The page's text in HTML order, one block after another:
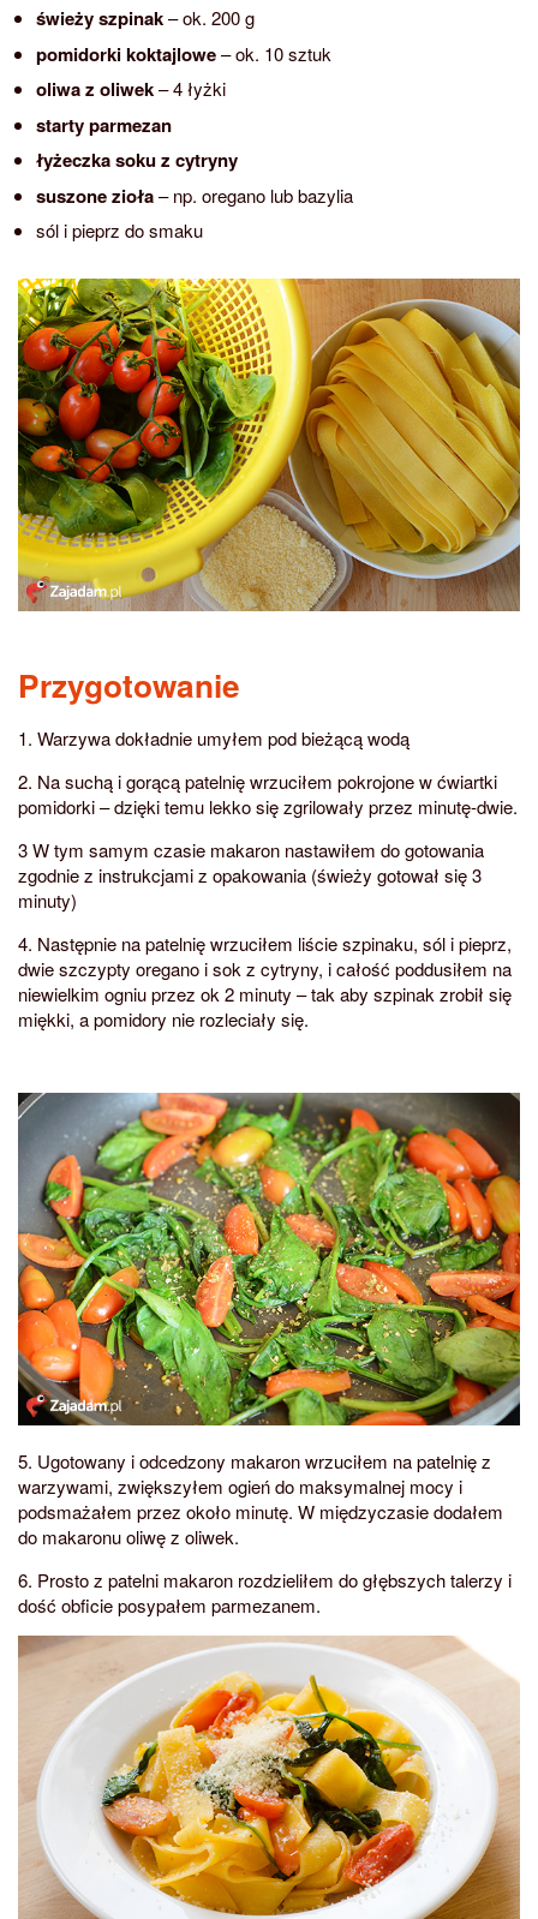
świeży szpinak– ok. 200 g
pomidorki koktajlowe– ok. 10 sztuk
oliwa z oliwek– 4 łyżki
starty parmezan
łyżeczka soku z cytryny
suszone zioła– np. oregano lub bazylia
sól i pieprz do smaku
Przygotowanie
1. Warzywa dokładnie umyłem pod bieżącą wodą
2. Na suchą i gorącą patelnię wrzuciłem pokrojone w ćwiartki
pomidorki – dzięki temu lekko się zgrilowały przez minutę-dwie.
3 W tym samym czasie makaron nastawiłem do gotowania
zgodnie z instrukcjami z opakowania (świeży gotował się 3
minuty)
4. Następnie na patelnię wrzuciłem liście szpinaku, sól i pieprz,
dwie szczypty oregano i sok z cytryny, i całość poddusiłem na
niewielkim ogniu przez ok 2 minuty – tak aby szpinak zrobił się
miękki, a pomidory nie rozleciały się.
5. Ugotowany i odcedzony makaron wrzuciłem na patelnię z
warzywami, zwiększyłem ogień do maksymalnej mocy i
podsmażałem przez około minutę. W międzyczasie dodałem
do makaronu oliwę z oliwek.
6. Prosto z patelni makaron rozdzieliłem do głębszych talerzy i
dość obficie posypałem parmezanem.